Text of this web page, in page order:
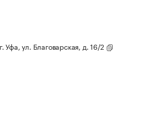
Уфа, ул. Благоварская, д. 16/2